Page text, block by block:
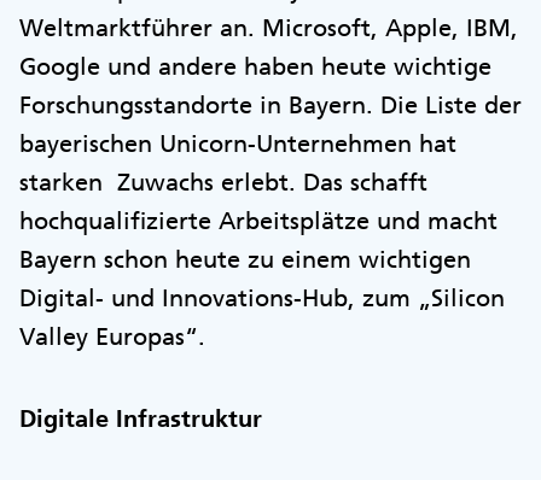
Weltmarktführer an. Microsoft, Apple, IBM,
Google und andere haben heute wichtige
Forschungsstandorte in Bayern. Die Liste der
bayerischen Unicorn-Unternehmen hat
starken Zuwachs erlebt. Das schafft
hochqualifizierte Arbeitsplätze und macht
Bayern schon heute zu einem wichtigen
Digital- und Innovations-Hub, zum „Silicon
Valley Europas“.
Digitale Infrastruktur